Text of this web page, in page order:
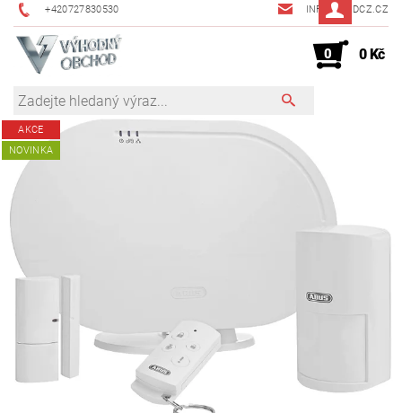
+420727830530 INFO@JMDCZ.CZ
0 0 Kč
AKCE
NOVINKA